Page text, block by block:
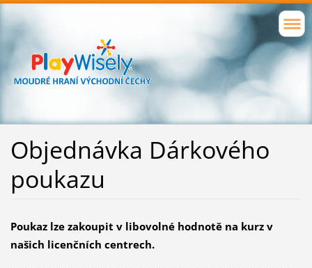
Objednávka Dárkového
poukazu
Poukaz lze zakoupit v libovolné hodnotě na kurz v
našich licenčních centrech.